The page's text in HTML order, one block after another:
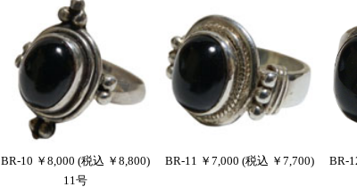
BR-10 ￥8,000 (税込 ￥8,800) BR-11 ￥7,000 (税込 ￥7,700)
BR-
11号